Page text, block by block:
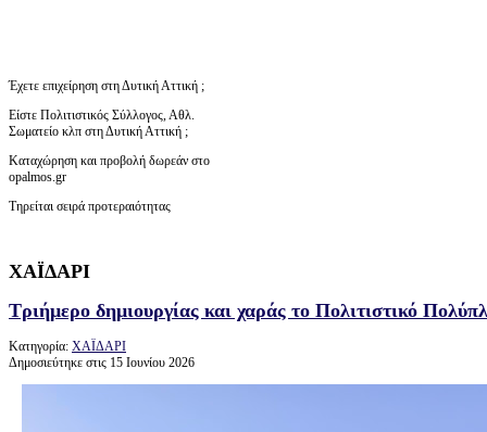
Έχετε επιχείρηση στη Δυτική Αττική ;
Είστε Πολιτιστικός Σύλλογος, Αθλ.
Σωματείο κλπ στη Δυτική Αττική ;
Καταχώρηση και προβολή δωρεάν στο
opalmos.gr
Τηρείται σειρά προτεραιότητας
ΧΑΪΔΑΡΙ
Τριήμερο δημιουργίας και χαράς το Πολιτιστικό
Κατηγορία: ΧΑΪΔΑΡΙ
Δημοσιεύτηκε στις 15 Ιουνίου 2026